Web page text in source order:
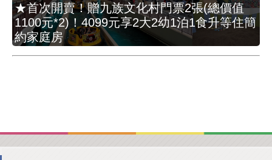
★首次開賣！贈九族文化村門票2張(總價值
1100元*2)！4099元享2大2幼1泊1食升等住簡
約家庭房